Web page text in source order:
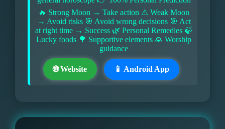
🔥 Strong Moon → Take action ⚠ Weak Moon
→ Avoid risks 🎯 Avoid wrong decisions 🎯 Act
at right time → Success 🌿 Personal Remedies 🍃
Lucky foods 🌳 Supportive elements 🙏 Worship
guidance
🌐 Website 📱 Android App